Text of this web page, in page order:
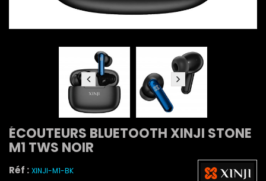
ÉCOUTEURS BLUETOOTH XINJI STONE
M1 TWS NOIR
Réf : XINJI-M1-BK